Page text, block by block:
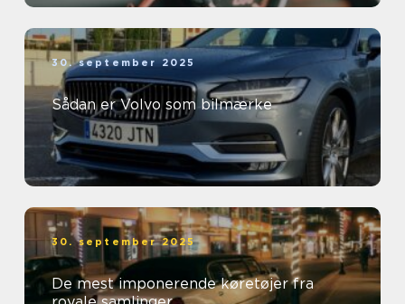
30. september 2025
Sådan er Volvo som bilmærke
30. september 2025
De mest imponerende køretøjer fra